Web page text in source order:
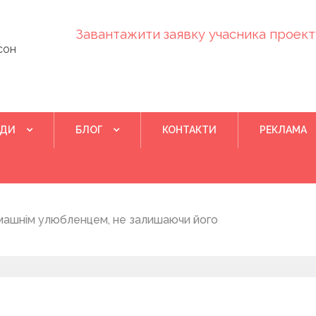
Завантажити заявку учасника
БЛОГ КОНТАКТИ РЕКЛАМА
улюбленцем, не залишаючи його